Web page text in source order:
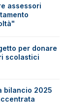
assessori
per donare
scolastici
bilancio 2025